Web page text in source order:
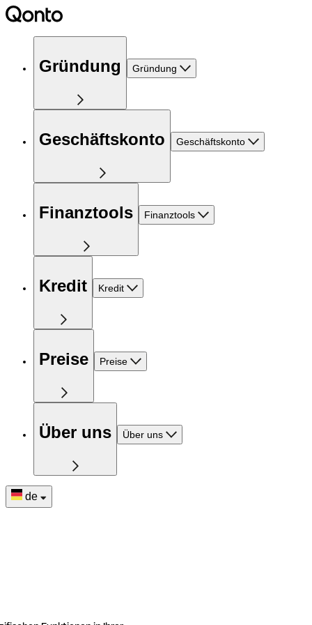
Gründung Gründung
Geschäftskonto Geschäftskonto
Finanztools Finanztools
Kredit Kredit
Preise Preise
Über uns Über uns
de